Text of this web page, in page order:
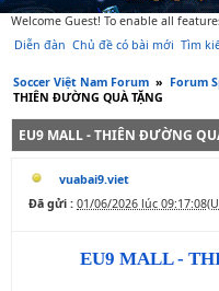
Welcome Guest! To enable all
Diễn đàn Chủ đề có bài mới Tìm
Soccer Việt Nam Forum » Forum
THIÊN ĐƯỜNG QUÀ TẶNG
EU9 MALL - THIÊN ĐƯỜNG
vuabai9.viet
Đã gửi : 01/06/2026 lúc
EU9 MALL -